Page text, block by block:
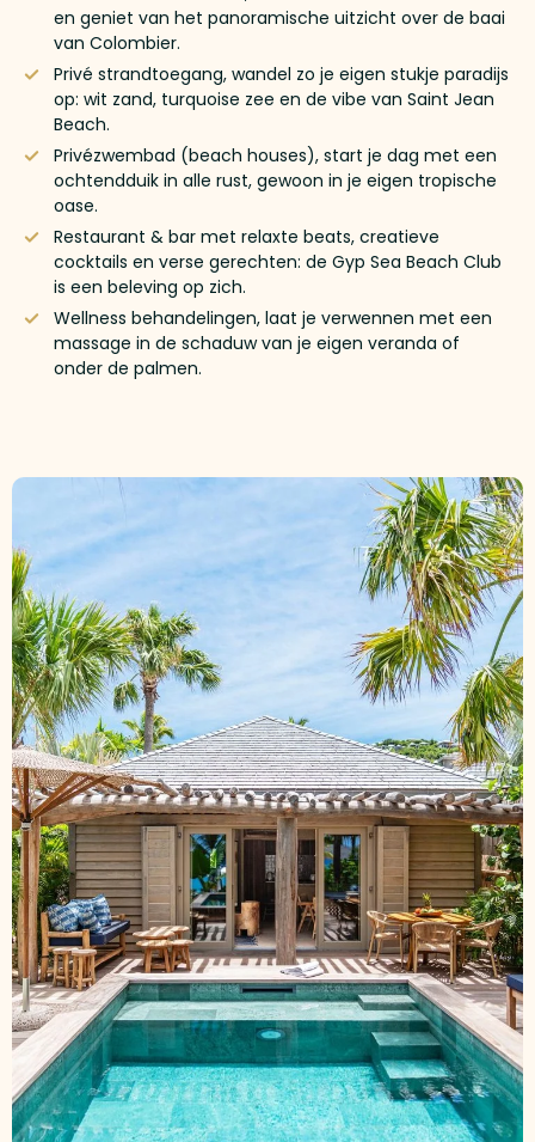
en geniet van het panoramische uitzicht over de baai
van Colombier.
Privé strandtoegang, wandel zo je eigen stukje paradijs
op: wit zand, turquoise zee en de vibe van Saint Jean
Beach.
Privézwembad (beach houses), start je dag met een
ochtendduik in alle rust, gewoon in je eigen tropische
oase.
Restaurant & bar met relaxte beats, creatieve
cocktails en verse gerechten: de Gyp Sea Beach Club
is een beleving op zich.
Wellness behandelingen, laat je verwennen met een
massage in de schaduw van je eigen veranda of
onder de palmen.